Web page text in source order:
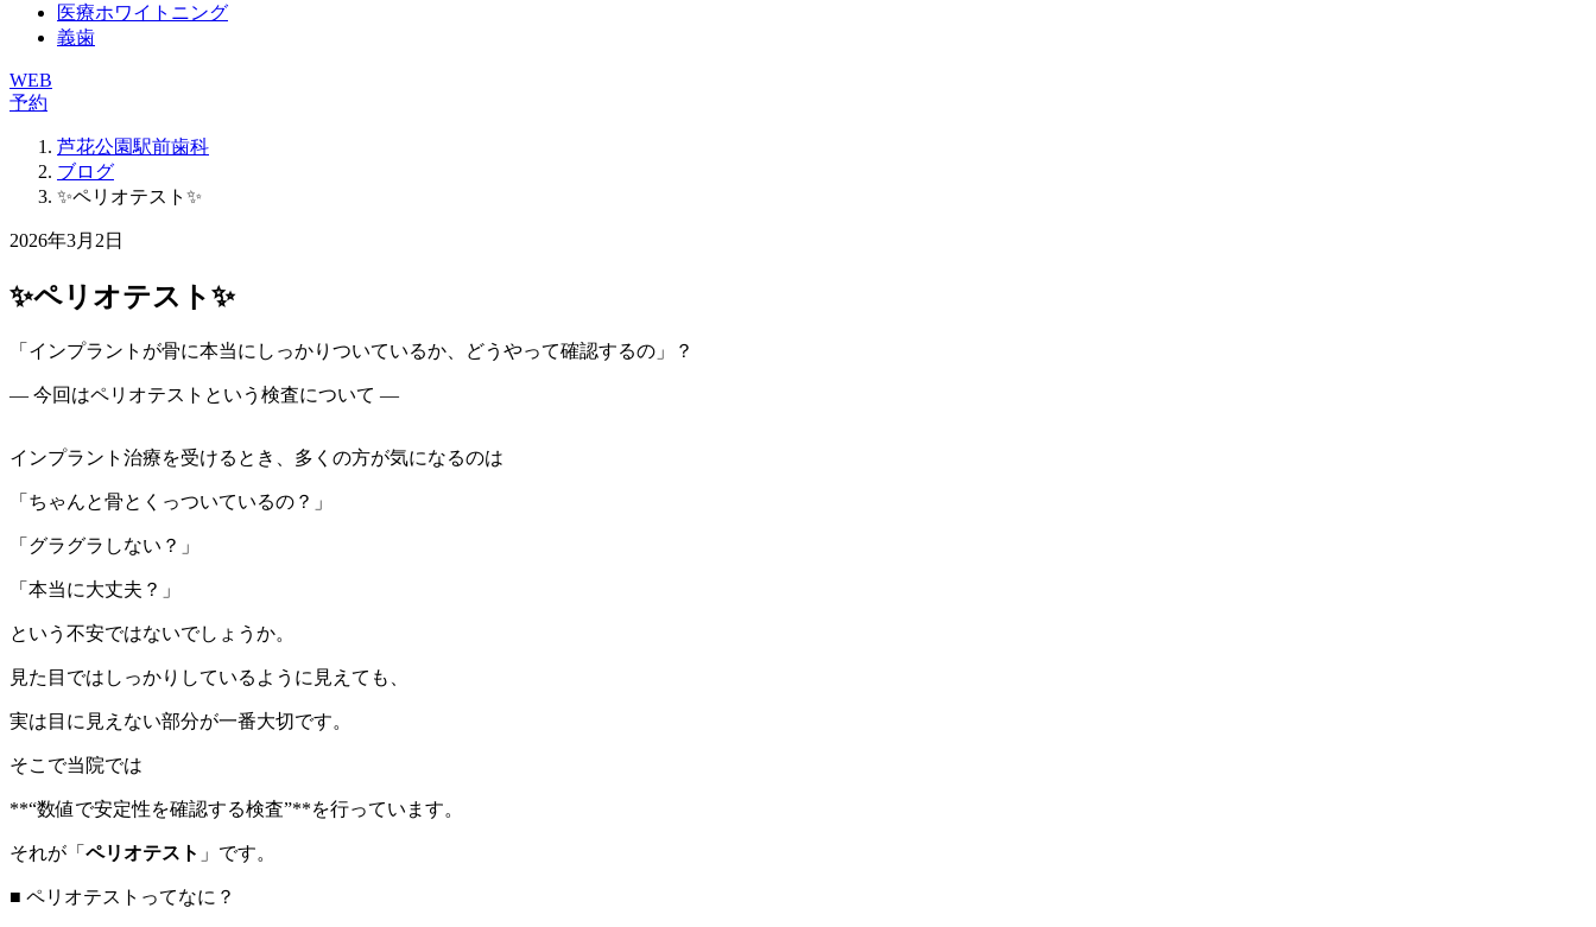
医療ホワイトニング
義歯
WEB
予約
芦花公園駅前歯科
ブログ
✨ペリオテスト✨
2026年3月2日
✨ペリオテスト✨
「インプラントが骨に本当にしっかりついているか、どうやって確認するの」？
― 今回はペリオテストという検査について ―
インプラント治療を受けるとき、多くの方が気になるのは
「ちゃんと骨とくっついているの？」
「グラグラしない？」
「本当に大丈夫？」
という不安ではないでしょうか。
見た目ではしっかりしているように見えても、
実は目に見えない部分が一番大切です。
そこで当院では
**“数値で安定性を確認する検査”**を行っています。
それが「 ペリオテスト 」です。
■ ペリオテストってなに？